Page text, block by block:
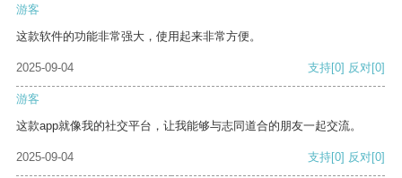
游客
这款软件的功能非常强大，使用起来非常方便。
2025-09-04 支持[0] 反对[0]
游客
这款app就像我的社交平台，让我能够与志同道合的朋友一起交流。
2025-09-04 支持[0] 反对[0]